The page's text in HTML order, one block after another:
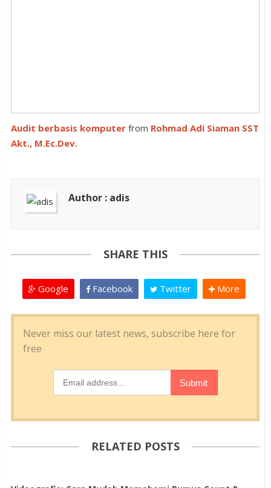
Audit berbasis komputer from Rohmad Adi Siaman SST
Akt., M.Ec.Dev.
Author : adis
SHARE THIS
Google Facebook Twitter More
RELATED POSTS